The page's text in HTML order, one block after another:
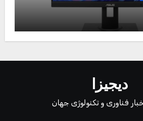
دیجیزا
فناوری و تکنولوژی جهان